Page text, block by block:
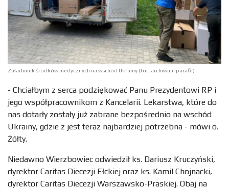
Załadunek środków medycznych na wschód Ukrainy (fot. archiwum parafii)
- Chciałbym z serca podziękować Panu Prezydentowi RP i
jego współpracownikom z Kancelarii. Lekarstwa, które do
nas dotarły zostały już zabrane bezpośrednio na wschód
Ukrainy, gdzie z jest teraz najbardziej potrzebna - mówi o.
Żółty.
Niedawno Wierzbowiec odwiedził ks. Dariusz Kruczyński,
dyrektor Caritas Diecezji Ełckiej oraz ks. Kamil Chojnacki,
dyrektor Caritas Diecezji Warszawsko-Praskiej. Obaj na